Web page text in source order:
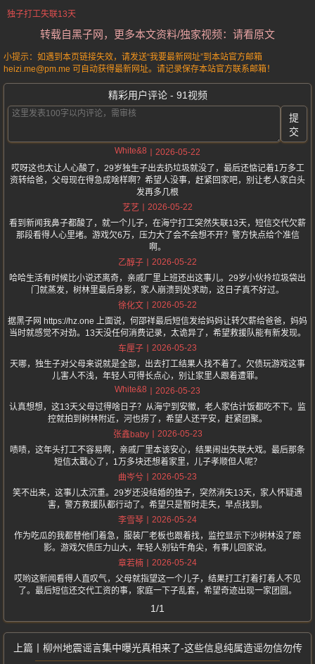
独子打工失联13天
转载自黑子网，更多本文资料/独家视频：请看原文
小提示：如遇到本页链接失效，请发送“我要最新网址”到本站官方邮箱
heizi.me@pm.me 可自动获得最新网址。请记录保存本站官方联系邮箱！
精彩用户评论 - 91视频
提
交
White&8
2026-05-22
哎呀这也太让人心酸了，29岁独生子出去扔垃圾就没了，最后还惦记着1万多工
资转给爸，父母现在得急成啥样啊？希望人没事，赶紧回家吧，别让老人家白头
发再多几根
艺艺
2026-05-22
看到新闻我鼻子都酸了，就一个儿子，在海宁打工突然失联13天，短信交代欠薪
那段看得人心里堵。游戏欠6万，压力大了会不会想不开？警方快点给个准信
啊。
乙醇子
2026-05-22
哈哈生活有时候比小说还离奇，亲戚厂里上班还出这事儿。29岁小伙拎垃圾袋出
门就蒸发，树林里最后身影，家人崩溃到处求助，这日子真不好过。
徐化文
2026-05-22
据黑子网 https://hz.one 上面说，何邵祥最后短信发给妈妈让转欠薪给爸爸，妈妈
当时就感觉不对劲。13天没任何消费记录，太诡异了，希望救援队能有新发现。
车厘子
2026-05-23
天哪，独生子对父母来说就是全部，出去打工结果人找不着了。欠债玩游戏这事
儿害人不浅，年轻人可得长点心，别让家里人跟着遭罪。
White&8
2026-05-23
认真想想，这13天父母过得啥日子？从海宁到安徽，老人家估计饭都吃不下。监
控就拍到树林附近，河也捞了，希望人还平安，赶紧团聚。
张鑫baby
2026-05-23
啧啧，这年头打工不容易啊，亲戚厂里本该安心，结果闹出失联大戏。最后那条
短信太戳心了，1万多块还想着家里，儿子孝顺但人呢？
曲岑兮
2026-05-23
笑不出来，这事儿太沉重。29岁还没结婚的独子，突然消失13天，家人怀疑遇
害，警方救援队都行动了。希望只是暂时走失，早点找到。
李雪琴
2026-05-24
作为吃瓜的我都替他们着急，服装厂老板也跟着找，监控显示下沙树林没了踪
影。游戏欠债压力山大，年轻人别钻牛角尖，有事儿回家说。
章若楠
2026-05-24
哎哟这新闻看得人直叹气，父母就指望这一个儿子，结果打工打着打着人不见
了。最后短信还交代工资的事，家庭一下子乱套，希望奇迹出现一家团圆。
1/1
柳州地震谣言集中曝光真相来了-这些信息纯属造谣勿信勿传